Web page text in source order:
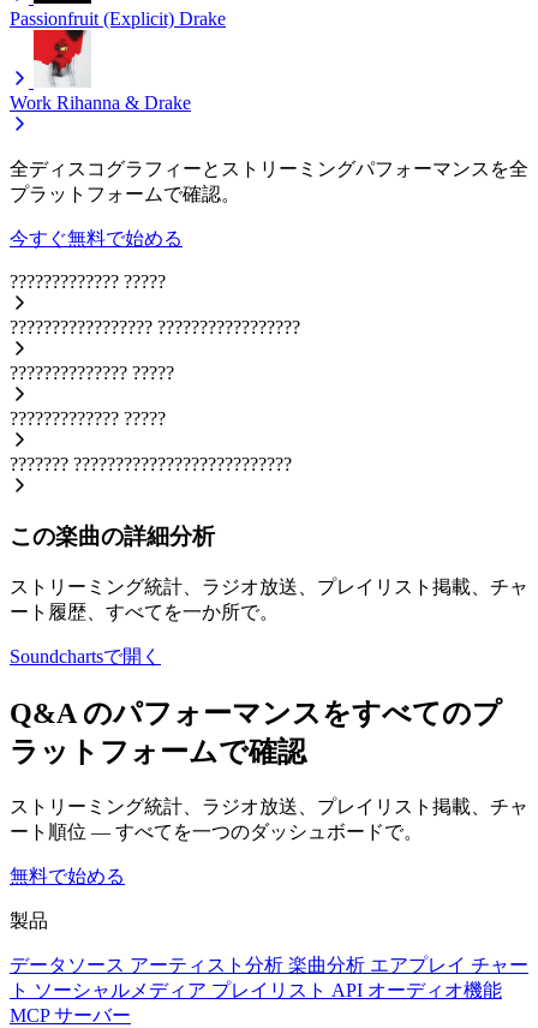
Passionfruit (Explicit) Drake
Work Rihanna & Drake
全ディスコグラフィーとストリーミングパフォーマンスを全
プラットフォームで確認。
今すぐ無料で始める
????????????? ?????
????????????????? ?????????????????
?????????????? ?????
????????????? ?????
??????? ??????????????????????????
この楽曲の詳細分析
ストリーミング統計、ラジオ放送、プレイリスト掲載、チャ
ート履歴、すべてを一か所で。
Soundchartsで開く
Q&A のパフォーマンスをすべてのプ
ラットフォームで確認
ストリーミング統計、ラジオ放送、プレイリスト掲載、チャ
ート順位 — すべてを一つのダッシュボードで。
無料で始める
製品
データソース アーティスト分析 楽曲分析 エアプレイ チャー
ト ソーシャルメディア プレイリスト API オーディオ機能
MCP サーバー